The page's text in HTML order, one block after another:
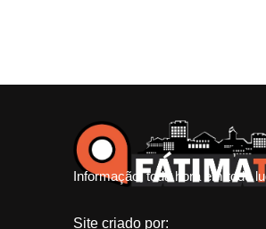
Informação, toda hora em todo
Site criado por: